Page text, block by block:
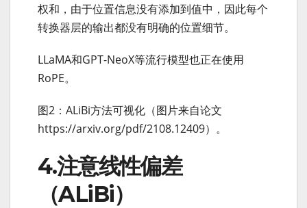
权和，由于位置信息没有添加到值中，因此每个
转换器层的输出都没有明确的位置细节。
LLaMA和GPT-NeoX等流行模型也正在使用
RoPE。
图2：ALiBi方法可视化（图片来自论文
https://arxiv.org/pdf/2108.12409）。
4.注意线性偏差
（ALiBi）